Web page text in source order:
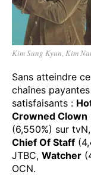
Kim Sung Kyun, Kim
Sans atteindre
chaînes
satisfaisants :
Crowned Clown
(6,550%) sur tvN,
Chief Of Staff
JTBC, Watcher
OCN.